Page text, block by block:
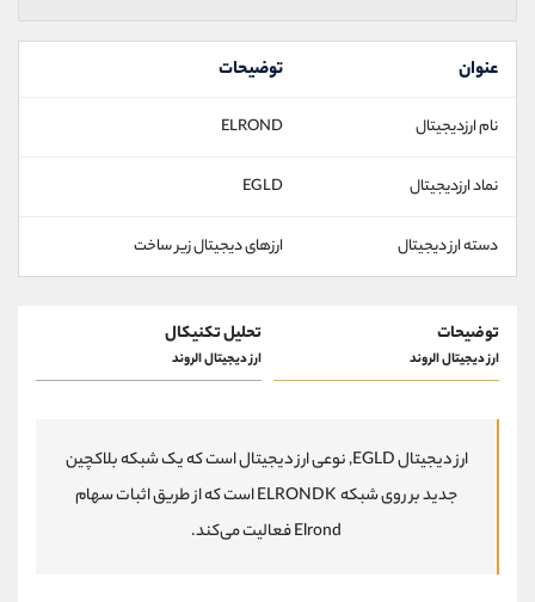
عنوان توضیحات
نام ارزدیجیتال ELROND
نماد ارزدیجیتال EGLD
دسته ارز دیجیتال ارزهای دیجیتال زیر ساخت
توضیحات
ارز دیجیتال الروند
تحلیل تکنیکال
ارز دیجیتال الروند
ارز دیجیتال EGLD, نوعی ارز دیجیتال است که یک شبکه بلاکچین
جدید بر روی شبکه ELRONDK است که از طریق اثبات سهام
Elrond فعالیت می‌کند.